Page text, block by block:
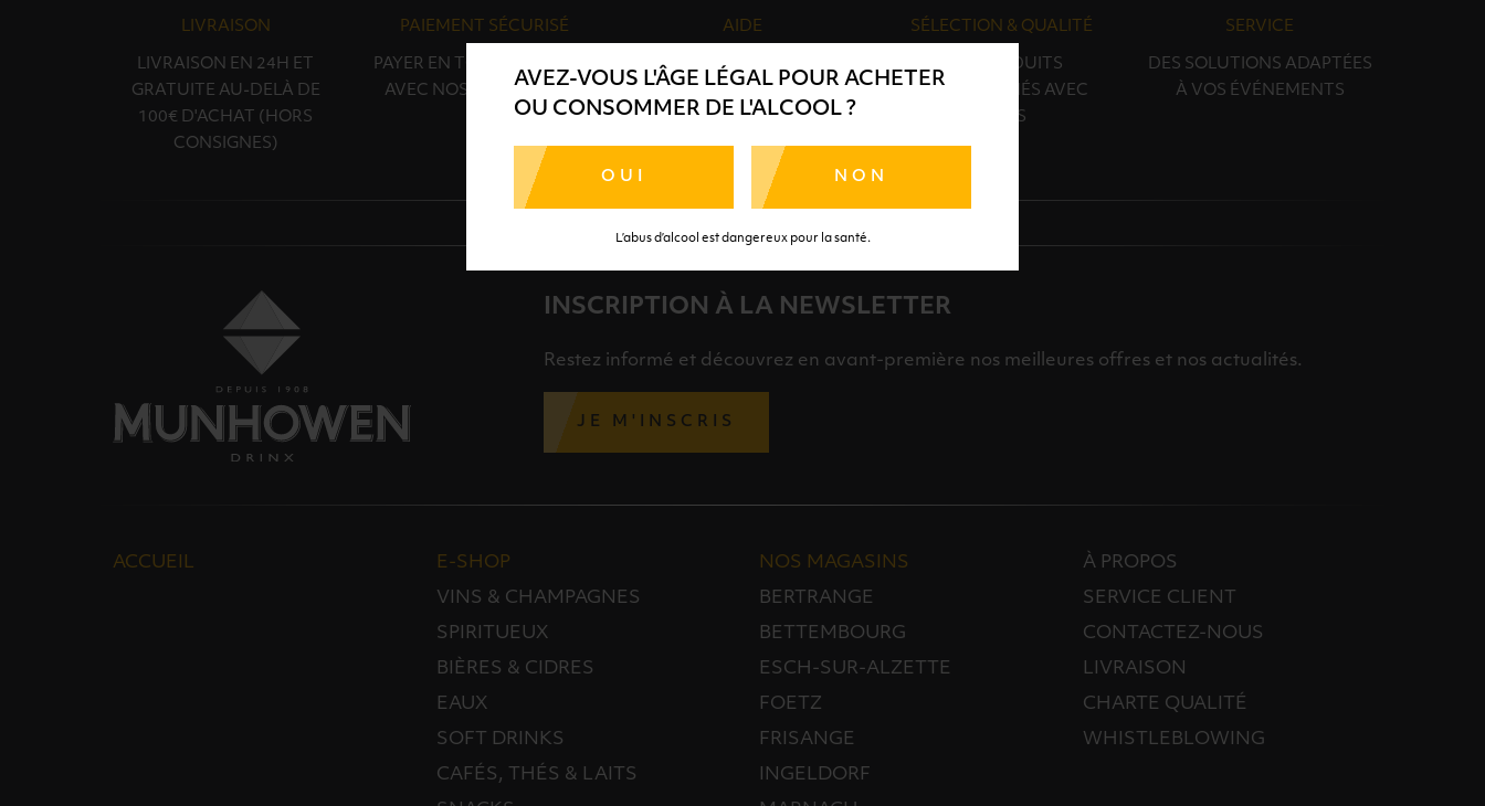
AVEZ-VOUS L'ÂGE LÉGAL POUR ACHETER
OU CONSOMMER DE L'ALCOOL ?
OUI NON
L’abus d’alcool est dangereux pour la santé.
LIVRAISON
LIVRAISON EN 24H ET
GRATUITE AU-DELÀ DE
100€ D'ACHAT (HORS
CONSIGNES)
PAIEMENT SÉCURISÉ
PAYER EN TOUTE SÉRÉNITÉ
AVEC NOS PARTENAIRES
AIDE
NOS CONSEILLERS SONT À
SÉLECTION & QUALITÉ
DES PRODUITS
SÉLECTIONNÉS AVEC
SOINS
SERVICE
DES SOLUTIONS ADAPTÉES
À VOS ÉVÉNEMENTS
INSCRIPTION À LA NEWSLETTER
Restez informé et découvrez en avant-première nos meilleures offres et nos actualités.
JE M'INSCRIS
ACCUEIL
E-SHOP
VINS & CHAMPAGNES
SPIRITUEUX
BIÈRES & CIDRES
EAUX
SOFT DRINKS
CAFÉS, THÉS & LAITS
NOS MAGASINS
BERTRANGE
BETTEMBOURG
ESCH-SUR-ALZETTE
FOETZ
FRISANGE
INGELDORF
À PROPOS
SERVICE CLIENT
CONTACTEZ-NOUS
LIVRAISON
CHARTE QUALITÉ
WHISTLEBLOWING